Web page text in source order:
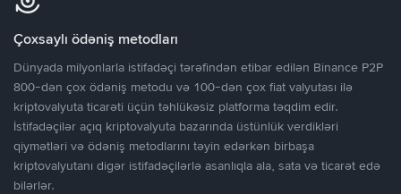
Çoxsaylı ödəniş metodları
Dünyada milyonlarla istifadəçi tərəfindən etibar edilən Binance P2P
800-dən çox ödəniş metodu və 100-dən çox fiat valyutası ilə
kriptovalyuta ticarəti üçün təhlükəsiz platforma təqdim edir.
İstifadəçilər açıq kriptovalyuta bazarında üstünlük verdikləri
qiymətləri və ödəniş metodlarını təyin edərkən birbaşa
kriptovalyutanı digər istifadəçilərlə asanlıqla ala, sata və ticarət edə
bilərlər.